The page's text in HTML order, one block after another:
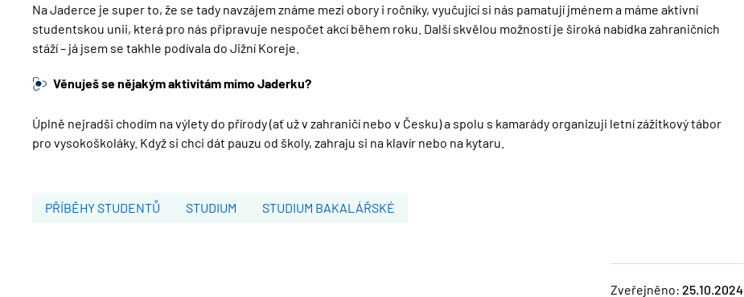
Na Jaderce je super to, že se tady navzájem známe mezi obory i ročníky, vyučující si nás pamatují jménem a máme aktivní
studentskou unii, která pro nás připravuje nespočet akcí během roku. Další skvělou možností je široká nabídka zahraničních
stáží – já jsem se takhle podívala do Jižní Koreje.
Věnuješ se nějakým aktivitám mimo Jaderku?
Úplně nejradši chodím na výlety do přírody (ať už v zahraničí nebo v Česku) a spolu s kamarády organizuji letní zážitkový tábor
pro vysokoškoláky. Když si chci dát pauzu od školy, zahraju si na klavír nebo na kytaru.
PŘÍBĚHY STUDENTŮ STUDIUM STUDIUM BAKALÁŘSKÉ
Zveřejněno: 25.10.2024